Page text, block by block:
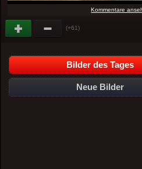
Kommentare
(+61)
Bilder des Tages
Neue Bilder